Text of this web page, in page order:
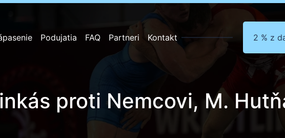
Podujatia FAQ Partneri Kontakt 2 % z
proti Nemcovi, M.